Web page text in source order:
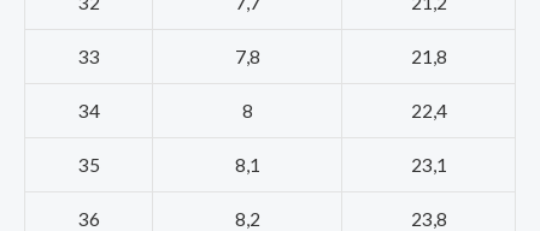
33 7,8 21,8
34 8 22,4
35 8,1 23,1
36 8,2 23,8